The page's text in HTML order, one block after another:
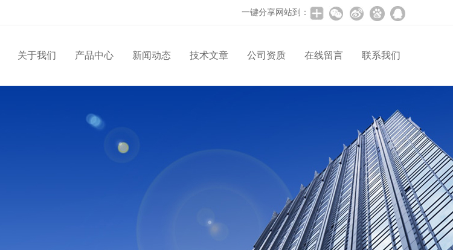
一键分享网站到：
关于我们 产品中心 新闻动态 技术文章 公司资质 在线留言 联系我们